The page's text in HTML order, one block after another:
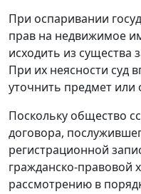
При оспаривании
прав на недвижимое
исходить из существа
При их неясности суд
уточнить предмет или
Поскольку общество
договора,
регистрационной
гражданско-правовой
рассмотрению в